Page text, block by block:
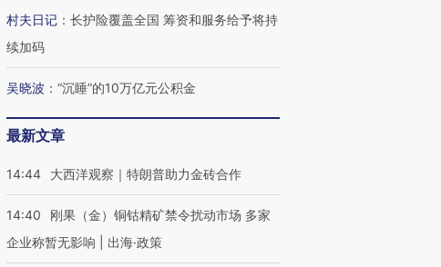
走进第四届链博
数智科技“链”接产
【特别呈现】寻找100种
CFO：不靠规模取胜，华
村夫日记 ： 长护险覆盖全国 筹资和服务给予将持
续加码
吴晓波 ： “沉睡”的10万亿元公积金
最新文章
14:44 大西洋观察｜特朗普助力金砖合作
14:40
刚果（金）铜钴精矿禁令扰动市场 多家
企业称暂无影响 | 出海·政策